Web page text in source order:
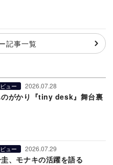
記事一覧
ュー 2026.07.28
のがかり『tiny desk』舞台裏
ュー 2026.07.29
、モナキの活躍を語る